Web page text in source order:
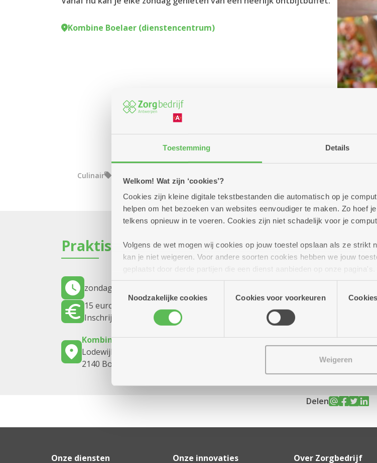
Toestemming Details
Welkom! Wat zijn ‘cookies’?
Cookies zijn kleine digitale tekstbestanden die automatisch op je
helpen om het bezoeken van websites eenvoudiger te maken. Zo hoef
telkens opnieuw in te voeren. Cookies zijn niet schadelijk voor je
Volgens de wet mogen wij cookies op jouw toestel opslaan als ze strikt
kan je niet weigeren. Voor andere soorten cookies hebben we jouw
geplaatst door derde partijen die een dienst aanbieden op onze
(geanonimiseerd) gebruik van onze site voor social media,
combineren met andere informatie die je aan hen verstrekte.
Toestemmingsselectie
Noodzakelijke cookies
Cookies voor voorkeuren
Weigeren
Kombine Boelaer (dienstencentrum)
Culinair
Praktisch
zondag 13 september 2026
15 euro
Inschrijven noodzakelijk
Kombine Boelaer (dienstencentrum)
Lodewijk van Berckenlaan 361 G 01
2140 Borgerhout
Delen
Onze diensten Onze innovaties Over Zorgbedrijf